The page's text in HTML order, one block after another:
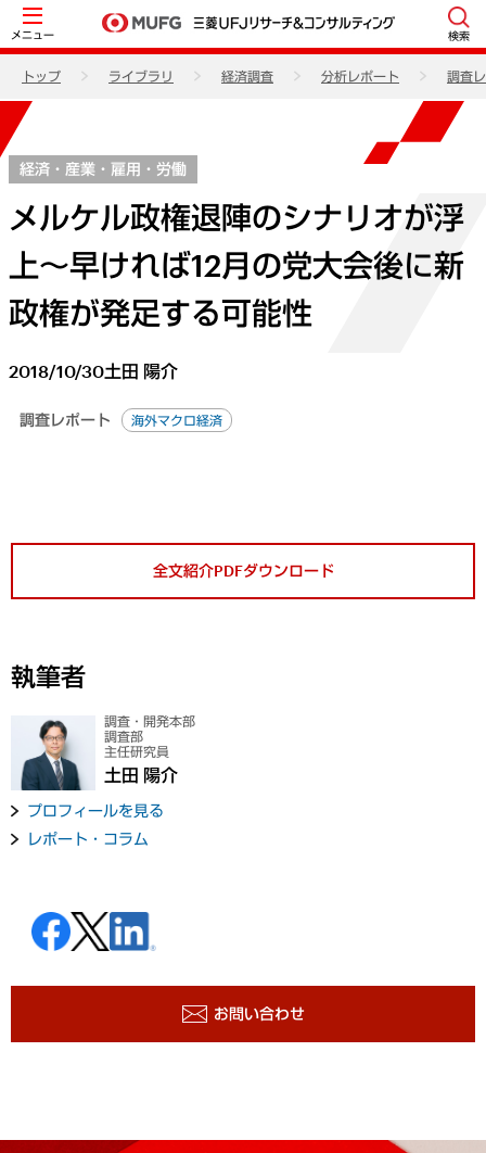
メニュー 検索
トップ ライブラリ 経済調査 分析レポート 調査
経済・産業・雇用・労働
メルケル政権退陣のシナリオが浮
上～早ければ12月の党大会後に新
政権が発足する可能性
2018/10/30土田 陽介
調査レポート 海外マクロ経済
全文紹介PDFダウンロード
執筆者
調査・開発本部
調査部
主任研究員
土田 陽介
プロフィールを見る
レポート・コラム
お問い合わせ